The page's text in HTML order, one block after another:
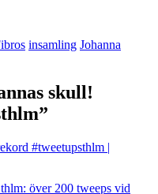
insamling Johanna
skull!
”
#tweetupsthlm |
över 200 tweeps vid